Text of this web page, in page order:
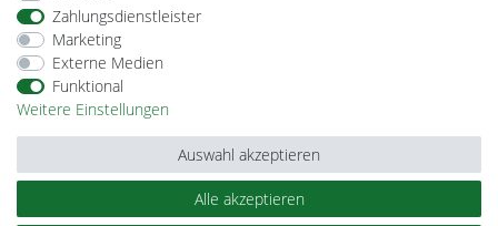
Barrierefreiheitserklärung
© Copyright 2026 | Alle Rechte vorbehalten.
Zahlungsdienstleister
Marketing
Externe Medien
Funktional
Weitere Einstellungen
Alle akzeptieren
Auswahl akzeptieren